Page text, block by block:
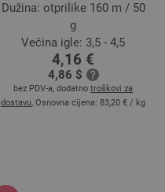
Dužina: otprilike 160 m / 50
g
Većina igle: 3,5 - 4,5
4,16 €
4,86 $
bez PDV-a, dodatno troškovi za
dostavu, Osnovna cijena: 83,20 € / kg